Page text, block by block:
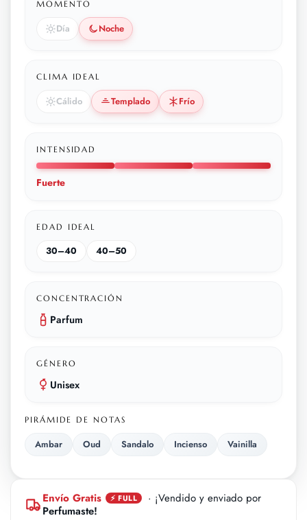
MOMENTO
Día Noche
CLIMA IDEAL
Cálido Templado Frío
INTENSIDAD
Fuerte
EDAD IDEAL
30–40 40–50
CONCENTRACIÓN
Parfum
GÉNERO
Unisex
PIRÁMIDE DE NOTAS
Ambar Oud Sandalo Incienso Vainilla
Envío Gratis ⚡ FULL
· ¡Vendido y enviado por
Perfumaste!